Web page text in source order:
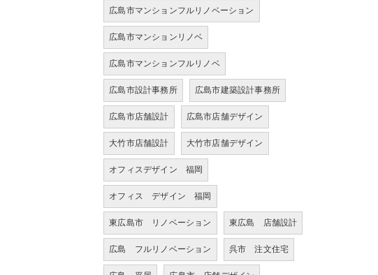
広島市マンションフルリノベーション
広島市マンションリノベ
広島市マンションフルリノベ
広島市設計事務所 広島市建築設計事務所
広島市店舗設計 広島市店舗デザイン
大竹市店舗設計 大竹市店舗デザイン
オフィスデザイン 福岡
オフィス デザイン 福岡
東広島市 リノベーション 東広島 店舗設計
広島 フルリノベーション 呉市 注文住宅